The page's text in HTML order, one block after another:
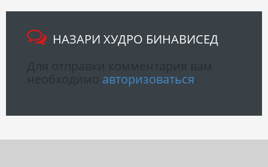
НАЗАРИ ХУДРО БИНАВИСЕД
авторизоваться